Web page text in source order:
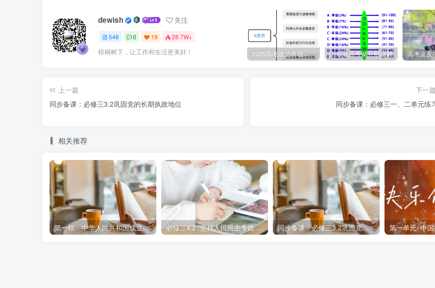
（1）★时间段：从中华人民共和国成立，到社会主义改造基本完成。（1949-1956）
（2）总路线和总任务：要在一个相当长的时期内，逐步实现国家的社会主义工业化，并逐步实现国家对农
业、对手工业和对资本主义工商业的社会主义改造。
docx文件 36.3K
dewish 关注
546 0 19 28.7W+
梧桐树下，让工作和生活更美好！ 2025高考政治命题纲要解读 山东新高考赋分制详解
上一篇
同步备课：必修三3.2巩固党的长期执政地位
下一
同步备课：必修三一、二单元练
相关推荐
第一框 中华人民共和国成立前各种政治力量 学案 必修三4.2 坚持人民民主专政 题案 同步备课：必修三3.2巩固党的长期执政地位